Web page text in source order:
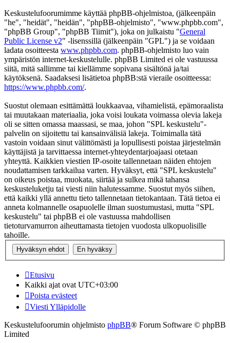
Keskustelufoorumimme käyttää phpBB-ohjelmistoa, (jälkeenpäin
"he", "heidät", "heidän", "phpBB-ohjelmisto", "www.phpbb.com",
"phpBB Group", "phpBB Tiimit"), joka on julkaistu "General
Public License v2" -lisenssillä (jälkeenpäin "GPL") ja se voidaan
ladata osoitteesta www.phpbb.com. phpBB-ohjelmisto luo vain
ympäristön internet-keskustelulle. phpBB Limited ei ole vastuussa
siitä, mitä sallimme tai kiellämme sopivana sisältönä ja/tai
käytöksenä. Saadaksesi lisätietoa phpBB:stä vieraile osoitteessa:
https://www.phpbb.com/.
Suostut olemaan esittämättä loukkaavaa, vihamielistä, epämoraalista
tai muutakaan materiaalia, joka voisi loukata voimassa olevia lakeja
oli se sitten omassa maassasi, se maa, johon "SPL keskustelu"-
palvelin on sijoitettu tai kansainvälisiä lakeja. Toimimalla tätä
vastoin voidaan sinut välittömästi ja lopullisesti poistaa järjestelmän
käyttäjistä ja tarvittaessa internet-yhteydentarjoajaasi otetaan
yhteyttä. Kaikkien viestien IP-osoite tallennetaan näiden ehtojen
noudattamisen tarkkailua varten. Hyväksyt, että "SPL keskustelu"
on oikeus poistaa, muokata, siirtää ja sulkea mikä tahansa
keskusteluketju tai viesti niin halutessamme. Suostut myös siihen,
että kaikki yllä annettu tieto tallennetaan tietokantaan. Tätä tietoa ei
anneta kolmannelle osapuolelle ilman suostumustasi, mutta "SPL
keskustelu" tai phpBB ei ole vastuussa mahdollisen
tietoturvamurron aiheuttamasta tietojen vuodosta ulkopuolisille
tahoille.
Etusivu
Kaikki ajat ovat UTC+03:00
Poista evästeet
Viesti Ylläpidolle
Keskustelufoorumin ohjelmisto phpBB® Forum Software © phpBB
Limited